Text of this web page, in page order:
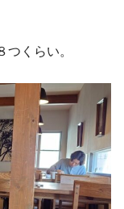
くらい。